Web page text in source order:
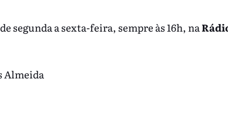
segunda a sexta-feira, sempre às 16h, na
Almeida